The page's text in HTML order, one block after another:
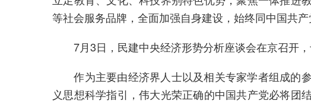
等社会服务品牌，全面加强自身建设，始终同中国共
7月3日，民建中央经济形势分析座谈会在京召开，
作为主要由经济界人士以及相关专家学者组成的
义思想科学指引，伟大光荣正确的中国共产党必将团